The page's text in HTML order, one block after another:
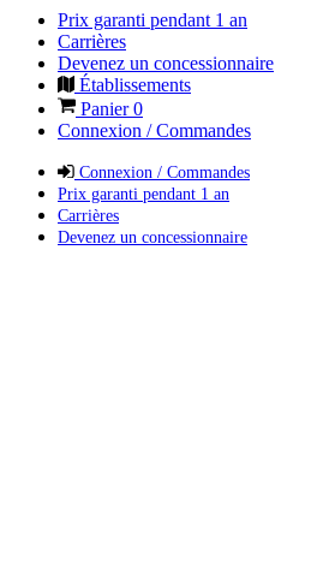
Prix garanti pendant 1 an
Carrières
Devenez un concessionnaire
Établissements
Panier0
Connexion / Commandes
Connexion / Commandes
Prix garanti pendant 1 an
Carrières
Devenez un concessionnaire